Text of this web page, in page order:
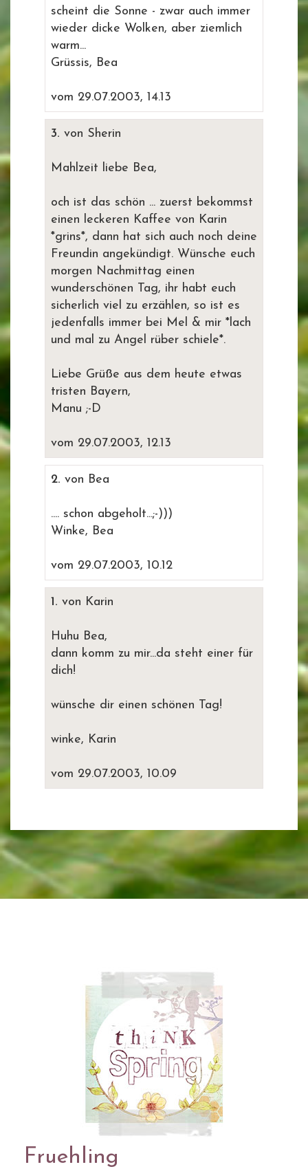
scheint die Sonne - zwar auch immer
wieder dicke Wolken, aber ziemlich
warm...
Grüssis, Bea
vom 29.07.2003, 14.13
3. von Sherin
Mahlzeit liebe Bea,
och ist das schön ... zuerst bekommst
einen leckeren Kaffee von Karin
*grins*, dann hat sich auch noch deine
Freundin angekündigt. Wünsche euch
morgen Nachmittag einen
wunderschönen Tag, ihr habt euch
sicherlich viel zu erzählen, so ist es
jedenfalls immer bei Mel & mir *lach
und mal zu Angel rüber schiele*.
Liebe Grüße aus dem heute etwas
tristen Bayern,
Manu ;-D
vom 29.07.2003, 12.13
2. von Bea
.... schon abgeholt...;-)))
Winke, Bea
vom 29.07.2003, 10.12
1. von Karin
Huhu Bea,
dann komm zu mir...da steht einer für
dich!
wünsche dir einen schönen Tag!
winke, Karin
vom 29.07.2003, 10.09
Fruehling